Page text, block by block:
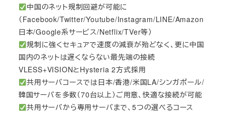
中国のネット規制回避が可能に
（Facebook/Twitter/Youtube/Instagram/LINE/Amazon
日本/Google系サービス/Netflix/TVer等）
規制に強くセキュアで速度の減衰が殆どなく、更に中国
国内のネットは遅くならない最先端の接続
VLESS+VISIONとHysteria 2方式採用
共用サーバコースでは日本/香港/米国LA/シンガポール/
韓国サーバを多数（70台以上）ご用意、快適な接続が可能
共用サーバから専用サーバまで、5つの選べるコース